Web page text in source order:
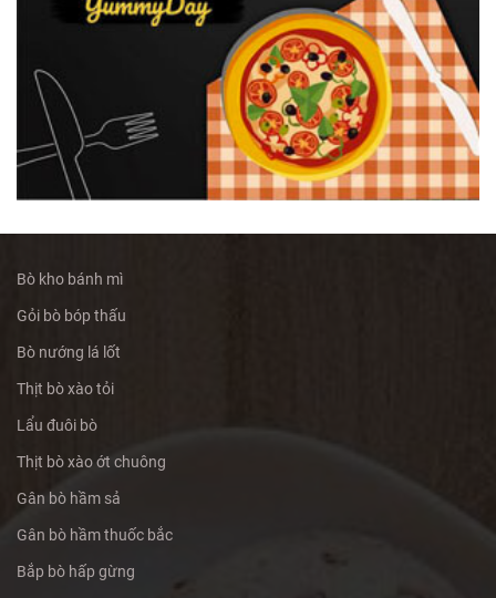
Bò kho bánh mì
Gỏi bò bóp thấu
Bò nướng lá lốt
Thịt bò xào tỏi
Lẩu đuôi bò
Thịt bò xào ớt chuông
Gân bò hầm sả
Gân bò hầm thuốc bắc
Bắp bò hấp gừng